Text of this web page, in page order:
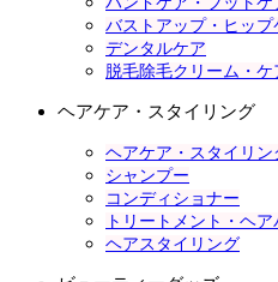
バストアップ・ヒップ
デンタルケア
脱毛除毛クリーム・ケ
ヘアケア・スタイリング
ヘアケア・スタイリ
シャンプー
コンディショナー
トリートメント・ヘア
ヘアスタイリング